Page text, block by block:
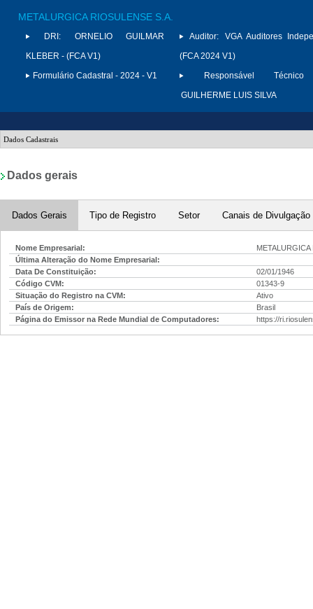
METALURGICA RIOSULENSE S.A.
DRI:
ORNELIO GUILMAR
KLEBER - (FCA V1)
Formulário Cadastral - 2024 - V1
Auditor:
VGA Auditores
(FCA 2024 V1)
Responsável
GUILHERME LUIS SILVA